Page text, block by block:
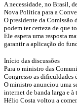
A necessidade, no Brasil,
Nova Política para a
O presidente da Comissão
podem ter certeza de que
Ele espera uma resposta
garantir a aplicação do
Início das discussões
Para o ministro das
Congresso as dificuldades
O ministro anunciou uma
internet de banda larga e
Hélio Costa voltou a